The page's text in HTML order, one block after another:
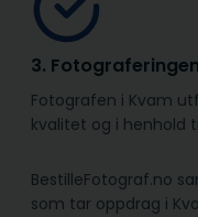
3.
Fotografen i Kvam
kvalitet og i henhold
BestilleFotograf.no
som tar oppdrag i